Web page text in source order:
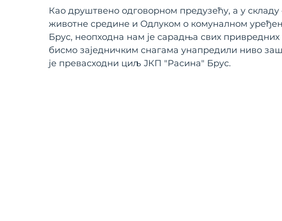
Као друштвено одговорном предузећу, а у
животне средине и Одлуком о комуналном
Брус, неопходна нам је сарадња свих привредних
бисмо заједничким снагама унапредили ниво
је превасходни циљ ЈКП "Расина" Брус.